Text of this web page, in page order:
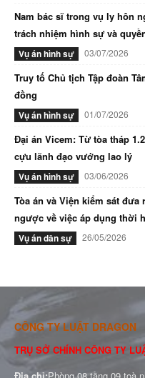
Nam bác sĩ trong vụ ly hôn
trách nhiệm hình sự và
Vụ án hình sự 03/07/2026
Truy tố Chủ tịch Tập đoàn
đồng
Vụ án hình sự 01/07/2026
Đại án Vicem: Từ tòa tháp
cựu lãnh đạo vướng lao lý
Vụ án hình sự 03/06/2026
Tòa án và Viện kiểm sát
ngược về việc áp dụng thời
Vụ án dân sự 26/05/2026
CÔNG TY LUẬT DRAGON
TRỤ SỞ CHÍNH CÔNG TY